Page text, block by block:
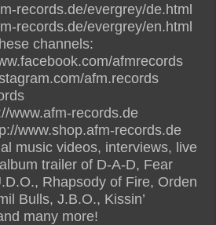
records.de/evergrey/de.html
records.de/evergrey/en.html
channels:
afmrecords
afm.records
www.afm-records.de
www.shop.afm-records.de
music videos, interviews, live
trailer of D-A-D, Fear
Rhapsody of Fire, Orden
Bulls, J.B.O., Kissin’
many more!